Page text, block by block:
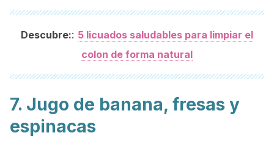
Descubre:: 5 licuados saludables para limpiar el
colon de forma natural
7. Jugo de banana, fresas y
espinacas